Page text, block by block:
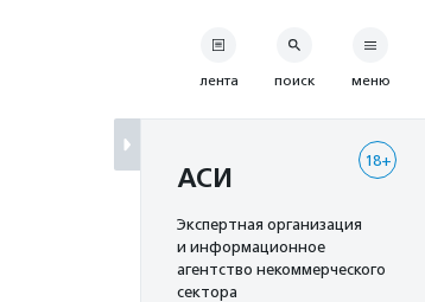
лента поиск меню
18+
АСИ
Экспертная организация
и информационное
агентство некоммерческого
сектора